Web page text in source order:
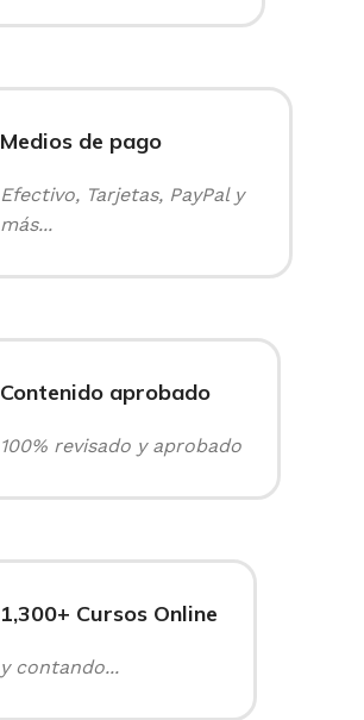
Medios de pago
Efectivo, Tarjetas, PayPal y
más...
Contenido aprobado
100% revisado y aprobado
1,300+ Cursos Online
y contando...